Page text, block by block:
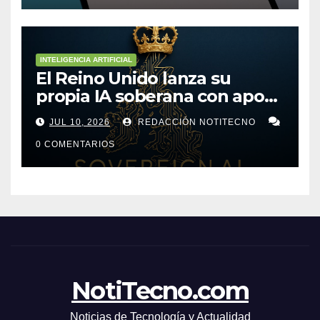
INTELIGENCIA ARTIFICIAL
El Reino Unido lanza su
propia IA soberana con apoyo
de bancos líderes
JUL 10, 2026 REDACCIÓN NOTITECNO
0 COMENTARIOS
NotiTecno.com
Noticias de Tecnología y Actualidad